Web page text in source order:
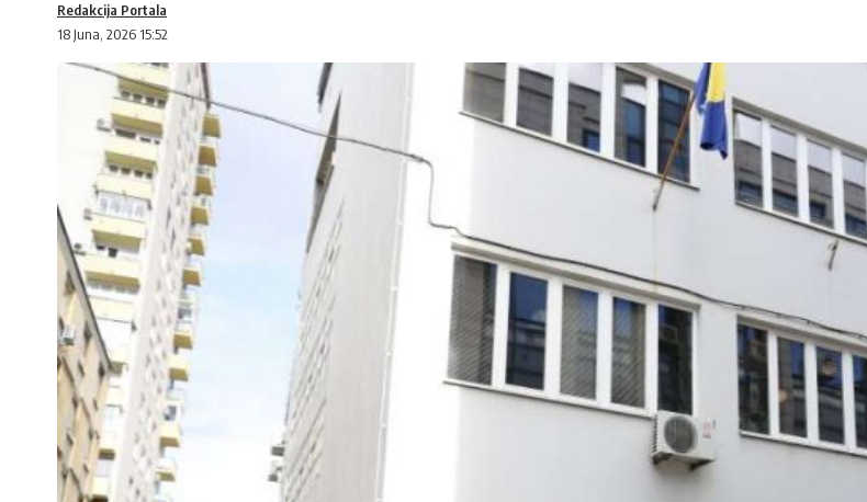
18 Juna, 2026 15:52
Redakcija Portala